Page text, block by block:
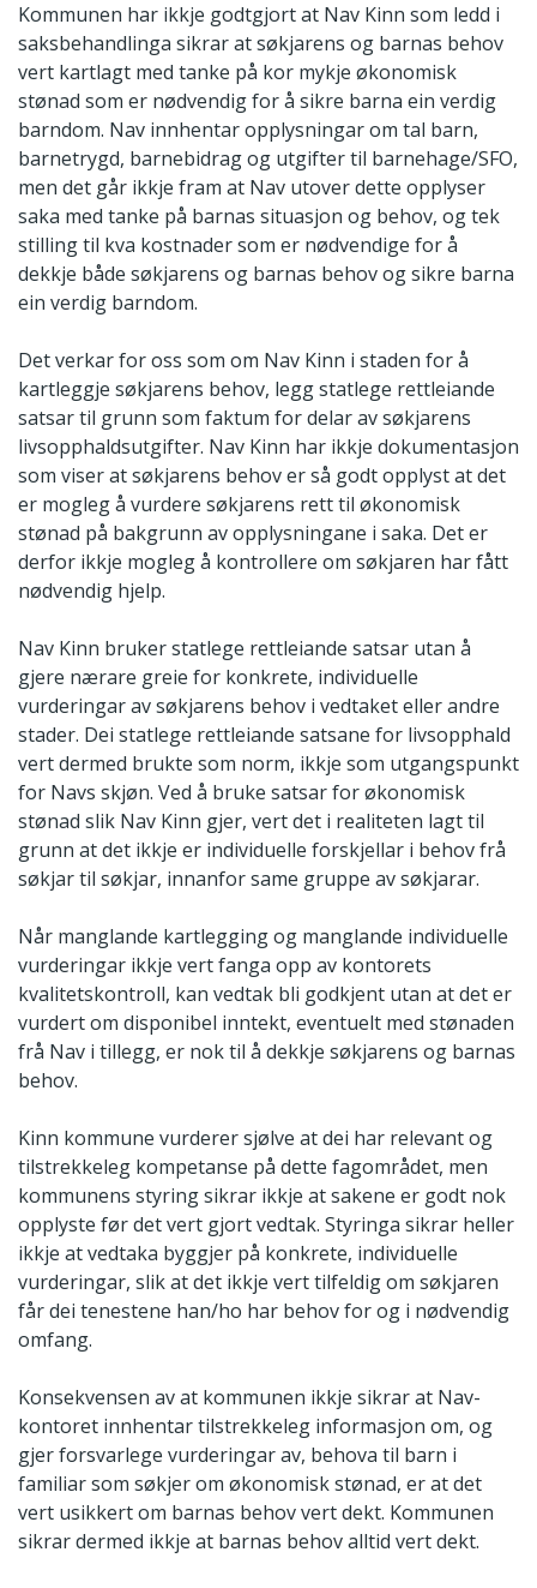
Kommunen har ikkje godtgjort at Nav Kinn som ledd i
saksbehandlinga sikrar at søkjarens og barnas behov
vert kartlagt med tanke på kor mykje økonomisk
stønad som er nødvendig for å sikre barna ein verdig
barndom. Nav innhentar opplysningar om tal barn,
barnetrygd, barnebidrag og utgifter til barnehage/SFO,
men det går ikkje fram at Nav utover dette opplyser
saka med tanke på barnas situasjon og behov, og tek
stilling til kva kostnader som er nødvendige for å
dekkje både søkjarens og barnas behov og sikre barna
ein verdig barndom.
Det verkar for oss som om Nav Kinn i staden for å
kartleggje søkjarens behov, legg statlege rettleiande
satsar til grunn som faktum for delar av søkjarens
livsopphaldsutgifter. Nav Kinn har ikkje dokumentasjon
som viser at søkjarens behov er så godt opplyst at det
er mogleg å vurdere søkjarens rett til økonomisk
stønad på bakgrunn av opplysningane i saka. Det er
derfor ikkje mogleg å kontrollere om søkjaren har fått
nødvendig hjelp.
Nav Kinn bruker statlege rettleiande satsar utan å
gjere nærare greie for konkrete, individuelle
vurderingar av søkjarens behov i vedtaket eller andre
stader. Dei statlege rettleiande satsane for livsopphald
vert dermed brukte som norm, ikkje som utgangspunkt
for Navs skjøn. Ved å bruke satsar for økonomisk
stønad slik Nav Kinn gjer, vert det i realiteten lagt til
grunn at det ikkje er individuelle forskjellar i behov frå
søkjar til søkjar, innanfor same gruppe av søkjarar.
Når manglande kartlegging og manglande individuelle
vurderingar ikkje vert fanga opp av kontorets
kvalitetskontroll, kan vedtak bli godkjent utan at det er
vurdert om disponibel inntekt, eventuelt med stønaden
frå Nav i tillegg, er nok til å dekkje søkjarens og barnas
behov.
Kinn kommune vurderer sjølve at dei har relevant og
tilstrekkeleg kompetanse på dette fagområdet, men
kommunens styring sikrar ikkje at sakene er godt nok
opplyste før det vert gjort vedtak. Styringa sikrar heller
ikkje at vedtaka byggjer på konkrete, individuelle
vurderingar, slik at det ikkje vert tilfeldig om søkjaren
får dei tenestene han/ho har behov for og i nødvendig
omfang.
Konsekvensen av at kommunen ikkje sikrar at Nav-
kontoret innhentar tilstrekkeleg informasjon om, og
gjer forsvarlege vurderingar av, behova til barn i
familiar som søkjer om økonomisk stønad, er at det
vert usikkert om barnas behov vert dekt. Kommunen
sikrar dermed ikkje at barnas behov alltid vert dekt.